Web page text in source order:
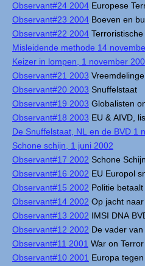
Observant#24 2004 Europese
Observant#23 2004 Boeven en
Observant#22 2004
Misleidende methode 14
Keizer in lompen, 1 november
Observant#21 2003
Observant#20 2003 Snuffelstaat
Observant#19 2003 Globalisten
Observant#18 2003 EU & AIVD,
De Snuffelstaat, NL en de BVD 1
Schone schijn, 1 juni 2002
Observant#17 2002 Schone Schijn
Observant#16 2002 EU Europol
Observant#15 2002 Politie
Observant#14 2002 Op jacht
Observant#13 2002 IMSI DNA
Observant#12 2002 De vader
Observant#11 2001 War on Terror
Observant#10 2001 Europa